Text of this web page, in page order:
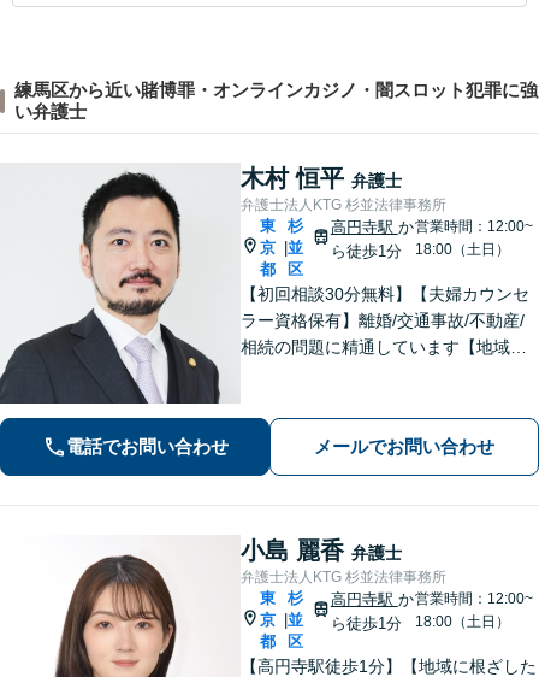
練馬区から近い賭博罪・オンラインカジノ・闇スロット犯罪に強
い弁護士
木村 恒平 弁護士
弁護士法人KTG 杉並法律事務所
東
京
都
杉
並
区
高円寺駅 か
ら徒歩1分
営業時間：12:00~
18:00（土日）
【初回相談30分無料】【夫婦カウンセ
ラー資格保有】離婚/交通事故/不動産/
相続の問題に精通しています【地域に
指し、日々邁進しております【夜間・
土日相談可】
電話でお問い合わせ メールでお問い合わせ
小島 麗香 弁護士
弁護士法人KTG 杉並法律事務所
東
京
都
杉
並
区
高円寺駅 か
ら徒歩1分
営業時間：12:00~
18:00（土日）
【高円寺駅徒歩1分】【地域に根ざした